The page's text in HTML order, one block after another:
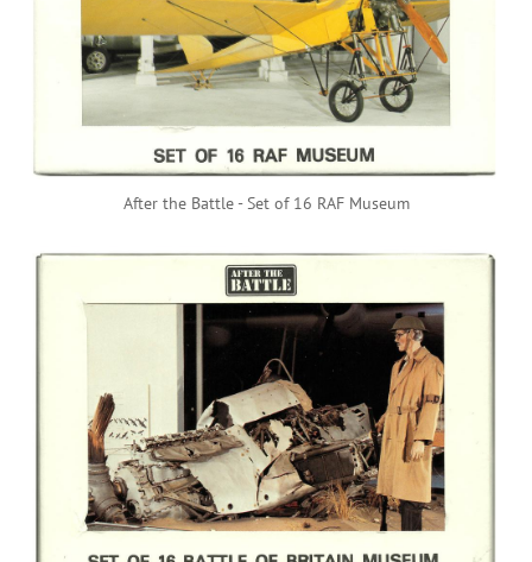
After the Battle - Set of 16 RAF Museum